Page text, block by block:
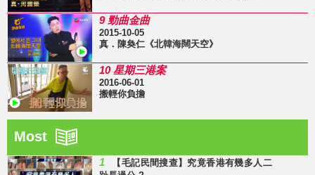
9 勁曲金曲
2015-10-05
真．陳奐仁《北韓海闊天空》
10 星期三港案
2016-06-01
搬輕你負擔
Most
1
【毛記民間搜查】究竟香港有幾多人二